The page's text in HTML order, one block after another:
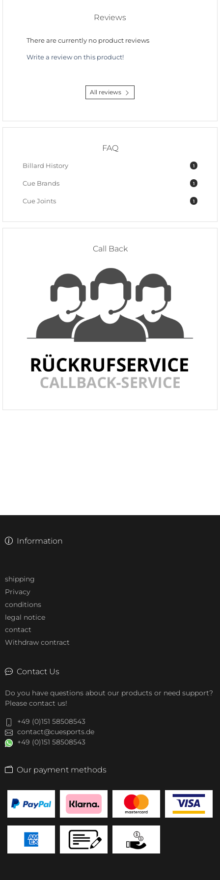
Reviews
There are currently no product reviews
Write a review on this product!
All reviews
FAQ
1
Billard History
1
Cue Brands
1
Cue Joints
Call Back
Information
shipping
Privacy
conditions
legal notice
contact
Withdraw contract
Contact Us
Do you have questions about our products or need support?
Please contact us!
+49 (0)151 58508543
contact@cuesports.de
+49 (0)151 58508543
Our payment methods